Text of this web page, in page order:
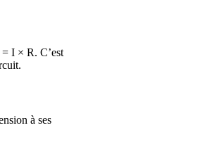
I × R. C’est
à ses